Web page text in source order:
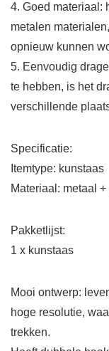
4. Goed materiaal:
metalen
opnieuw kunnen
5. Eenvoudig
te hebben, is het
verschillende
Specificatie:
Itemtype: kunstaas
Materiaal: metaal +
Pakketlijst:
1 x kunstaas
Mooi ontwerp:
hoge resolutie,
trekken.